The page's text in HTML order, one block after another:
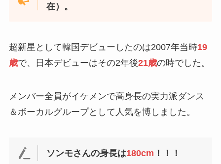
在）。
超新星として韓国デビューしたのは2007年当時19
歳で、日本デビューはその2年後21歳の時でした。
メンバー全員がイケメンで高身長の実力派ダンス
＆ボーカルグループとして人気を博しました。
ソンモさんの身長は180cm ！！！